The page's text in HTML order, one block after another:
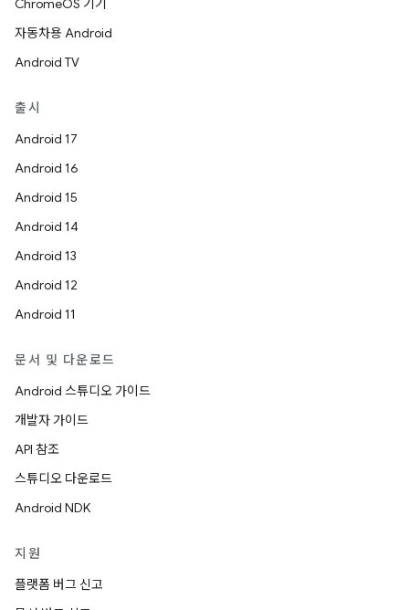
ChromeOS 기기
자동차용 Android
Android TV
출시
Android 17
Android 16
Android 15
Android 14
Android 13
Android 12
Android 11
문서 및 다운로드
Android 스튜디오 가이드
개발자 가이드
API 참조
스튜디오 다운로드
Android NDK
지원
플랫폼 버그 신고